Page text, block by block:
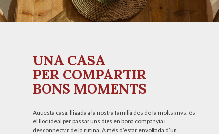
UNA CASA
PER COMPARTIR
BONS MOMENTS
Aquesta casa, lligada a la nostra família des de fa molts anys, és
el lloc ideal per passar uns dies en bona companyia i
desconnectar de la rutina. A més d’estar envoltada d’un